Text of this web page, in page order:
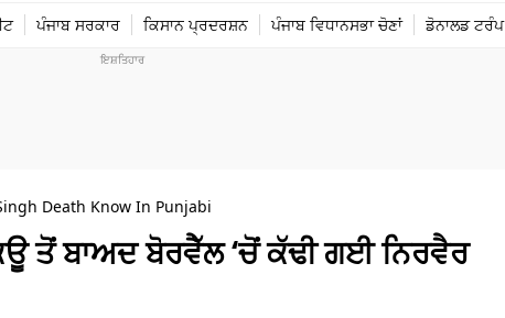
ਪੰਜਾਬ ਸਰਕਾਰ ਕਿਸਾਨ ਪ੍ਰਦਰਸ਼ਨ ਪੰਜਾਬ ਵਿਧਾਨਸਭਾ ਚੋਣਾਂ ਡੋਨਾਲਡ ਟਰੰਪ
ਟੈਕਨੋਲਜੀ
Death Know In Punjabi
ਤੋਂ ਬਾਅਦ ਬੋਰਵੈੱਲ ‘ਚੋਂ ਕੱਢੀ ਗਈ ਨਿਰਵੈਰ